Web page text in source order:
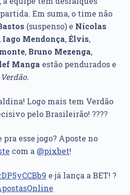
Em suma, o time não
(suspenso) e Nicolas
Iago Mendonça,Élvis,
, Bruno Mezenga,
Manga estão pendurados e
Verdão.
Logo mais tem Verdão
pelo Brasileirão! ????
esse jogo? Aposte no
com a @pixbet!
e já lança a BET! ?